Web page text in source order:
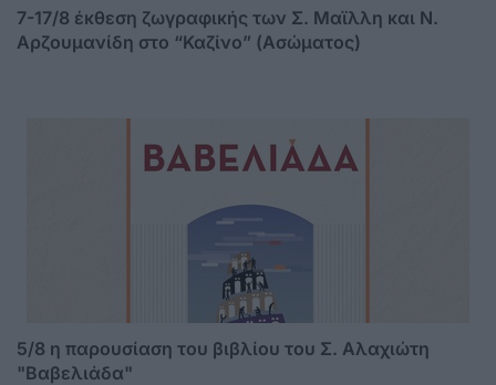
7-17/8 έκθεση ζωγραφικής των Σ. Μαϊλλη και Ν.
Αρζουμανίδη στο “Καζίνο” (Ασώματος)
5/8 η παρουσίαση του βιβλίου του Σ. Αλαχιώτη
"Βαβελιάδα"